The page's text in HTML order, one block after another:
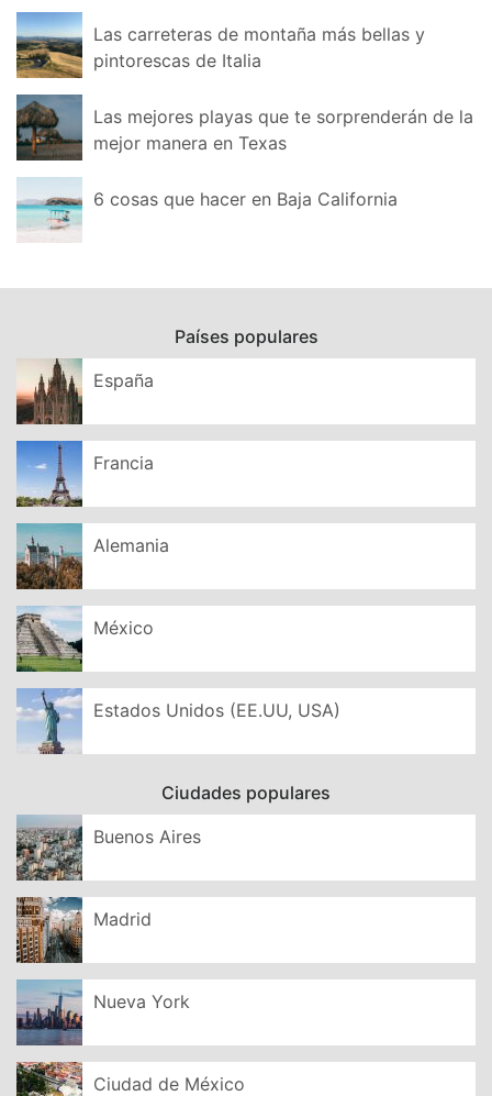
Las carreteras de montaña más bellas y
pintorescas de Italia
Las mejores playas que te sorprenderán de la
mejor manera en Texas
6 cosas que hacer en Baja California
Países populares
España
Francia
Alemania
México
Estados Unidos (EE.UU, USA)
Ciudades populares
Buenos Aires
Madrid
Nueva York
Ciudad de México